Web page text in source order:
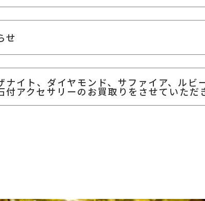
せ
ナイト、ダイヤモンド、サファイア、ルビ
付アクセサリーのお買取りをさせていた